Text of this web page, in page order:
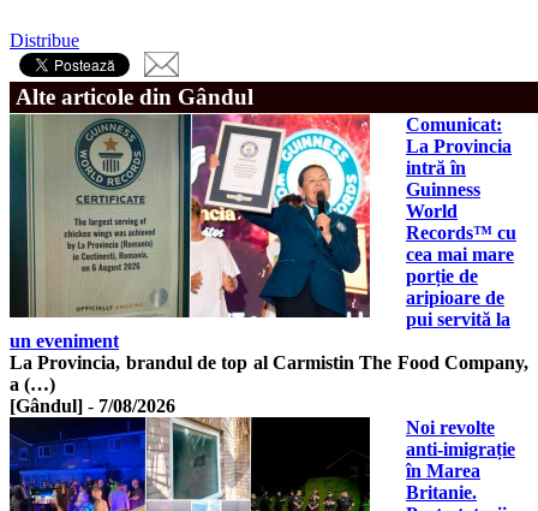
Distribue
Alte articole din Gândul
Comunicat:
La Provincia
intră în
Guinness
World
Records™ cu
cea mai mare
porție de
aripioare de
pui servită la
un eveniment
La Provincia, brandul de top al Carmistin The Food Company,
a (…)
[Gândul] - 7/08/2026
Noi revolte
anti-imigrație
în Marea
Britanie.